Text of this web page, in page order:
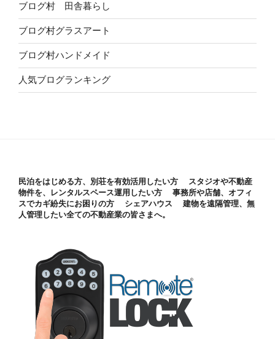
ブログ村 田舎暮らし
ブログ村グラスアート
ブログ村ハンドメイド
人気ブログランキング
民泊をはじめる方、別荘を有効活用したい方 スタジオや不動産
物件を、レンタルスペース運用したい方 事務所や店舗、オフィ
スでカギ紛失にお困りの方 シェアハウス 建物を遠隔管理、無
人管理したい全ての不動産業の皆さまへ。